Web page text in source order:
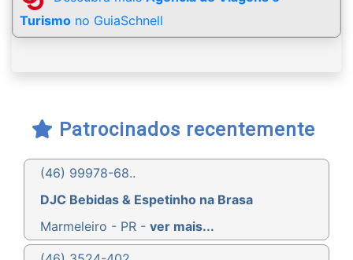
Turismo no GuiaSchnell
Patrocinados recentemente
(46) 99978-68..
DJC Bebidas & Espetinho na Brasa
Marmeleiro - PR - ver mais...